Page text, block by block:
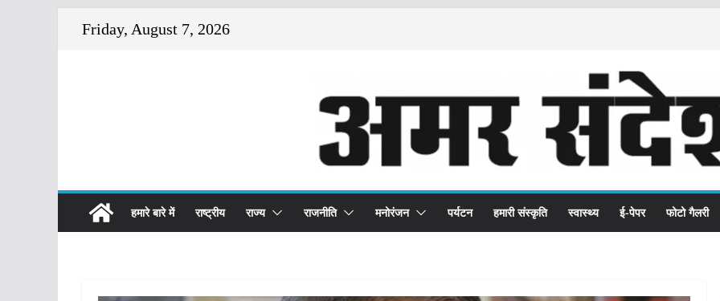
Friday, August 7, 2026
हमारे बारे में राष्ट्रीय राज्य राजनीति मनोरंजन पर्यटन हमारी संस्कृति स्वास्थ्य ई-पेपर फोटो गैलरी